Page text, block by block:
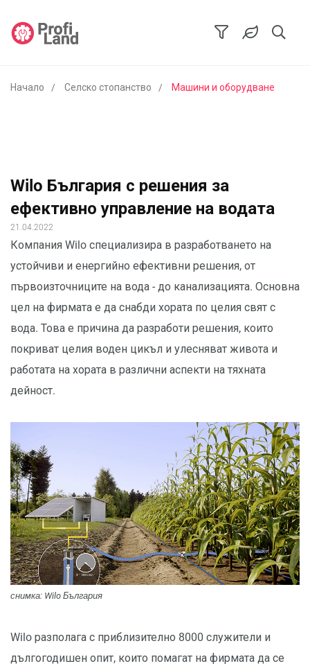
Начало Селско стопанство Машини и оборудване
Wilo България с решения за
ефективно управление на водата
21.04.2022
Компания Wilo специализира в разработването на
устойчиви и енергийно ефективни решения, от
първоизточниците на вода - до канализацията. Основна
цел на фирмата е да снабди хората по целия свят с
вода. Това е причина да разработи решения, които
покриват целия воден цикъл и улесняват живота и
работата на хората в различни аспекти на тяхната
дейност.
снимка: Wilo България
Wilo разполага с приблизително 8000 служители и
дългогодишен опит, които помагат на фирмата да се